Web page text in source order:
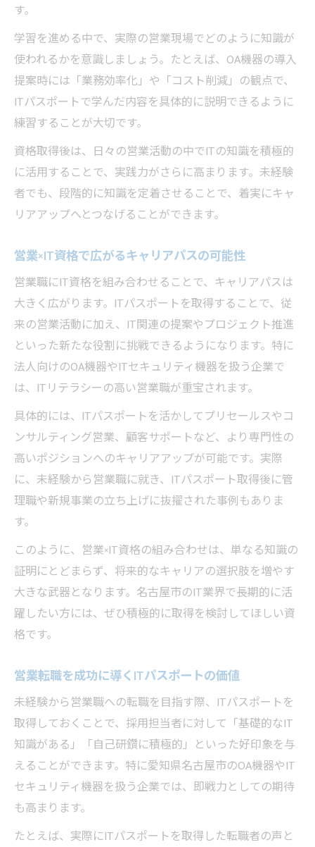
す。
学習を進める中で、実際の営業現場でどのように知識が
使われるかを意識しましょう。たとえば、OA機器の導入
提案時には「業務効率化」や「コスト削減」の観点で、
ITパスポートで学んだ内容を具体的に説明できるように
練習することが大切です。
資格取得後は、日々の営業活動の中でITの知識を積極的
に活用することで、実践力がさらに高まります。未経験
者でも、段階的に知識を定着させることで、着実にキャ
リアアップへとつなげることができます。
営業×IT資格で広がるキャリアパスの可能性
営業職にIT資格を組み合わせることで、キャリアパスは
大きく広がります。ITパスポートを取得することで、従
来の営業活動に加え、IT関連の提案やプロジェクト推進
といった新たな役割に挑戦できるようになります。特に
法人向けのOA機器やITセキュリティ機器を扱う企業で
は、ITリテラシーの高い営業職が重宝されます。
具体的には、ITパスポートを活かしてプリセールスやコ
ンサルティング営業、顧客サポートなど、より専門性の
高いポジションへのキャリアアップが可能です。実際
に、未経験から営業職に就き、ITパスポート取得後に管
理職や新規事業の立ち上げに抜擢された事例もありま
す。
このように、営業×IT資格の組み合わせは、単なる知識の
証明にとどまらず、将来的なキャリアの選択肢を増やす
大きな武器となります。名古屋市のIT業界で長期的に活
躍したい方には、ぜひ積極的に取得を検討してほしい資
格です。
営業転職を成功に導くITパスポートの価値
未経験から営業職への転職を目指す際、ITパスポートを
取得しておくことで、採用担当者に対して「基礎的なIT
知識がある」「自己研鑽に積極的」といった好印象を与
えることができます。特に愛知県名古屋市のOA機器やIT
セキュリティ機器を扱う企業では、即戦力としての期待
も高まります。
たとえば、実際にITパスポートを取得した転職者の声と